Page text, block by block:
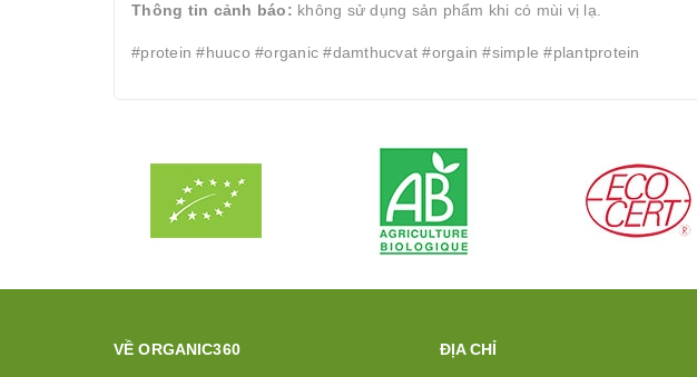
Thông tin cảnh báo: không sử dụng sản phẩm khi có mùi vị lạ.
#protein #huuco #organic #damthucvat #orgain #simple #plantprotein
VỀ ORGANIC360 ĐỊA CHỈ